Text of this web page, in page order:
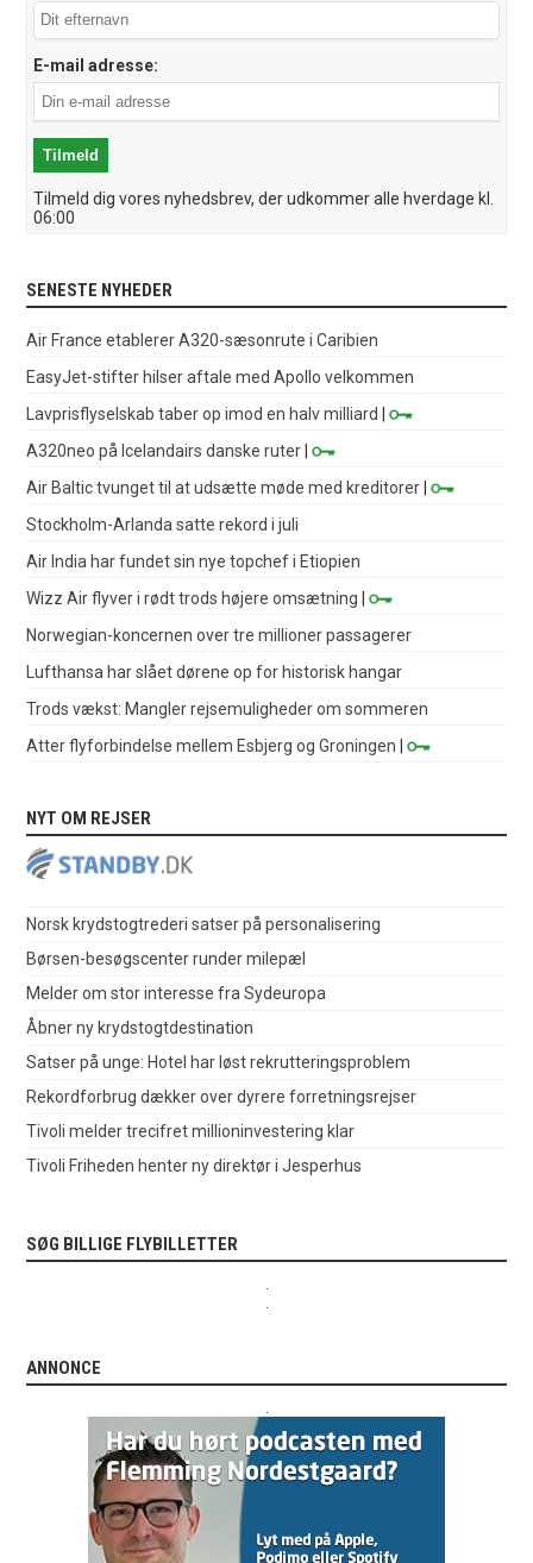
E-mail adresse:
Tilmeld dig vores nyhedsbrev, der udkommer alle hverdage kl.
06:00
SENESTE NYHEDER
Air France etablerer A320-sæsonrute i Caribien
EasyJet-stifter hilser aftale med Apollo velkommen
Lavprisflyselskab taber op imod en halv milliard
|
A320neo på Icelandairs danske ruter |
Air Baltic tvunget til at udsætte møde med kreditorer |
Stockholm-Arlanda satte rekord i juli
Air India har fundet sin nye topchef i Etiopien
Wizz Air flyver i rødt trods højere omsætning |
Norwegian-koncernen over tre millioner passagerer
Lufthansa har slået dørene op for historisk hangar
Trods vækst: Mangler rejsemuligheder om sommeren
Atter flyforbindelse mellem Esbjerg og Groningen |
NYT OM REJSER
Norsk krydstogtrederi satser på personalisering
Børsen-besøgscenter runder milepæl
Melder om stor interesse fra Sydeuropa
Åbner ny krydstogtdestination
Satser på unge: Hotel har løst rekrutteringsproblem
Rekordforbrug dækker over dyrere forretningsrejser
Tivoli melder trecifret millioninvestering klar
Tivoli Friheden henter ny direktør i Jesperhus
SØG BILLIGE FLYBILLETTER
ANNONCE